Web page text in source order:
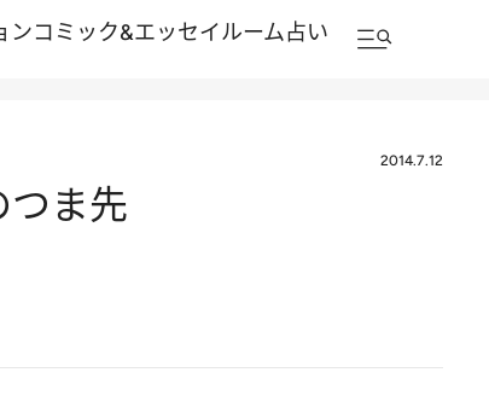
ンコミック&エッセイルーム占い
2014.7.12
ま先